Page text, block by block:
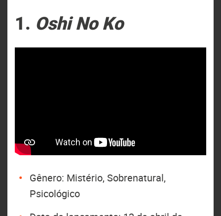
1. Oshi No Ko
Gênero: Mistério, Sobrenatural,
Psicológico